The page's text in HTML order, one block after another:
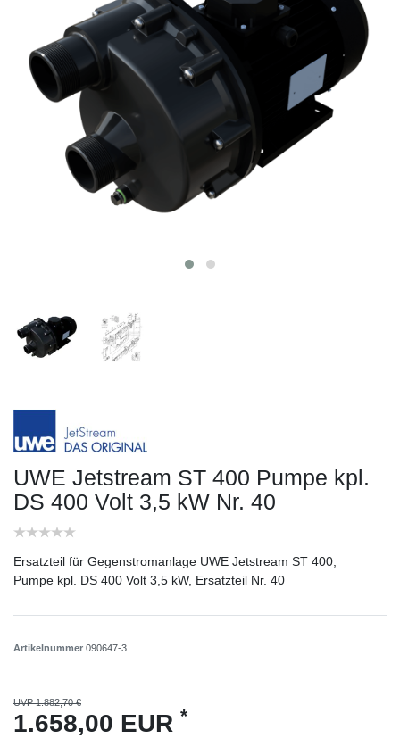
UWE Jetstream ST 400 Pumpe kpl.
DS 400 Volt 3,5 kW Nr. 40
Ersatzteil für Gegenstromanlage UWE Jetstream ST 400,
Pumpe kpl. DS 400 Volt 3,5 kW, Ersatzteil Nr. 40
Artikelnummer 090647-3
UVP 1.882,70 €
1.658,00 EUR *